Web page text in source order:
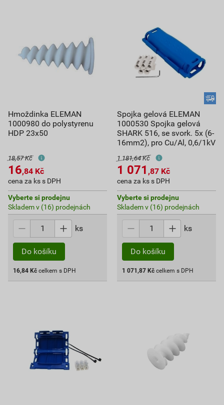
Hmoždinka ELEMAN
1000980 do polystyrenu
HDP 23x50
18,57 Kč
16,84 Kč
cena za ks s DPH
Vyberte si prodejnu
Skladem v (16) prodejnách
ks
Do košíku
16,84 Kč celkem s DPH
Spojka gelová ELEMAN
1000530 Spojka gelová
SHARK 516, se svork. 5x (6-
16mm2), pro Cu/Al, 0,6/1kV
1 181,64 Kč
1 071 ,87 Kč
cena za ks s DPH
Vyberte si prodejnu
Skladem v (16) prodejnách
ks
Do košíku
1 071,87 Kč celkem s DPH